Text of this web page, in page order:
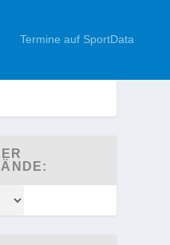
Termine auf SportData